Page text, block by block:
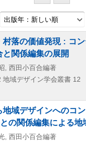
出版年：新しい順
村落の価値発現 : コ
関係編集の展開
, 西田小百合編著
地域デザイン学会叢書 12
地域デザインへのコ
の関係編集による地
, 西田小百合編著